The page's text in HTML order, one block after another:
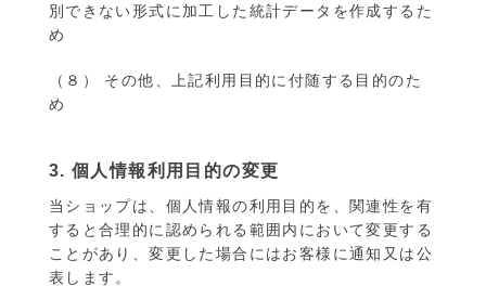
別できない形式に加工した統計データを作成するた
め
（８） その他、上記利用目的に付随する目的のた
め
3. 個人情報利用目的の変更
当ショップは、個人情報の利用目的を、関連性を有
すると合理的に認められる範囲内において変更する
ことがあり、変更した場合にはお客様に通知又は公
表します。